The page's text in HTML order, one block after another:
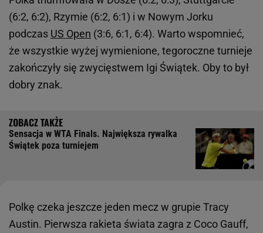
(6:2, 6:2), Rzymie (6:2, 6:1) i w Nowym Jorku
podczas US Open (3:6, 6:1, 6:4). Warto wspomnieć,
że wszystkie wyżej wymienione, tegoroczne turnieje
zakończyły się zwycięstwem Igi Świątek. Oby to był
dobry znak.
Sensacja w WTA Finals. Największa rywalka
Świątek poza turniejem
Polkę czeka jeszcze jeden mecz w grupie Tracy
Austin. Pierwsza rakieta świata zagra z Coco Gauff,